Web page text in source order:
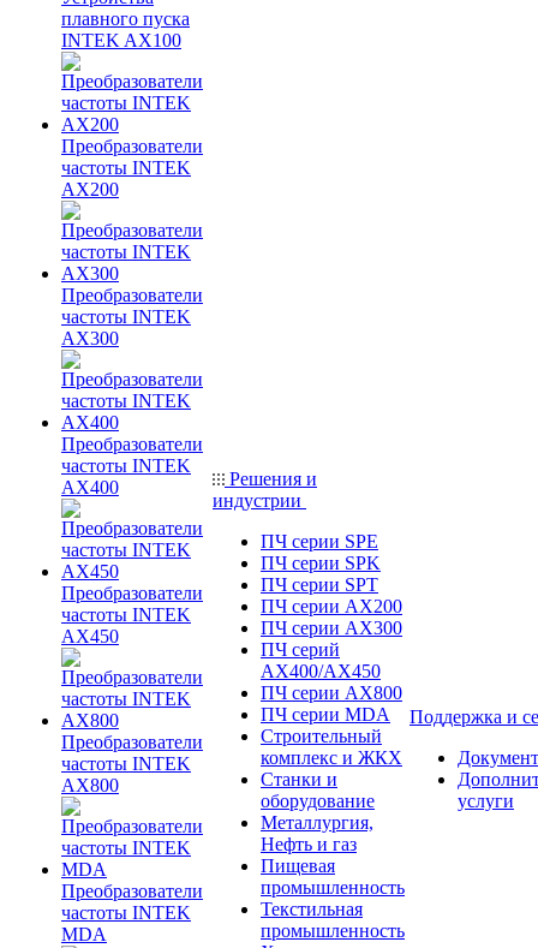
плавного пуска
INTEK AX100
Преобразователи
частоты INTEK
AX200
Преобразователи
частоты INTEK
AX300
Преобразователи
частоты INTEK
AX400
Преобразователи
частоты INTEK
AX450
Преобразователи
частоты INTEK
AX800
Преобразователи
частоты INTEK
MDA
Решения и
индустрии
ПЧ серии SPE
ПЧ серии SPK
ПЧ серии SPT
ПЧ серии AX200
ПЧ серии AX300
ПЧ серий
AX400/AX450
ПЧ серии AX800
ПЧ серии MDA
Строительный
комплекс и ЖКХ
Станки и
оборудование
Металлургия,
Нефть и газ
Пищевая
промышленность
Текстильная
промышленность
Поддержка и
услуги